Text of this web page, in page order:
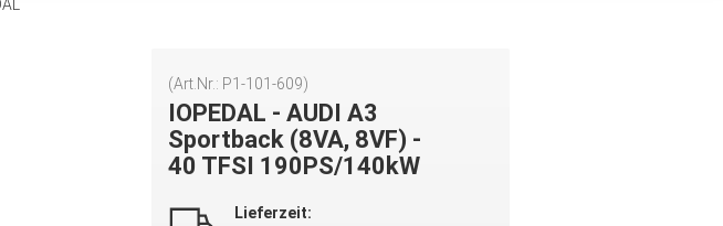
(Art.Nr.: P1-101-609)
IOPEDAL - AUDI A3
Sportback (8VA, 8VF) -
40 TFSI 190PS/140kW
Lieferzeit: